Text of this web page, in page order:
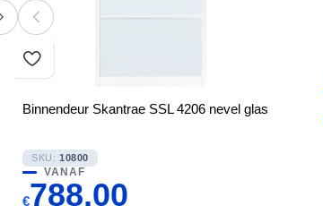
Binnendeur Skantrae SSL 4206 nevel glas
SKU: 10800
VANAF
€788,00